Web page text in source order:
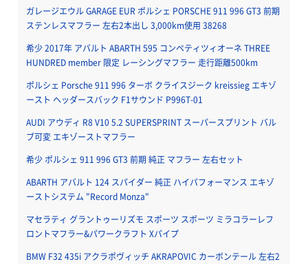
ガレージエウル GARAGE EUR ポルシェ PORSCHE 911 996 GT3 前期
ステンレスマフラー 左右2本出し 3,000km使用 38268
希少 2017年 アバルト ABARTH 595 コンペティツィオーネ THREE
HUNDRED member 限定 レーシングマフラー 走行距離500km
ポルシェ Porsche 911 996 ターボ クライスジーク kreissieg エキゾ
ースト ヘッダースバック F1サウンド P996T-01
AUDI アウディ R8 V10 5.2 SUPERSPRINT スーパースプリント バル
ブ可変 エキゾーストマフラー
希少 ポルシェ 911 996 GT3 前期 純正 マフラー 左右セット
ABARTH アバルト 124 スパイダー 純正 ハイパフォーマンス エキゾ
ーストシステム "Record Monza"
マセラティ グラントゥーリズモ スポーツ スポーツ ミラコラーレフ
ロントマフラー&パワークラフト Xパイプ
BMW F32 435i アクラポヴィッチ AKRAPOVIC カーボンテール 左右2